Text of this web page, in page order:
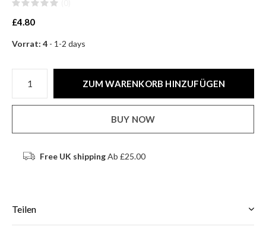
£4.80
Vorrat: 4 - 1-2 days
ZUM WARENKORB HINZUFÜGEN
BUY NOW
Free UK shippingAb £25.00
Teilen